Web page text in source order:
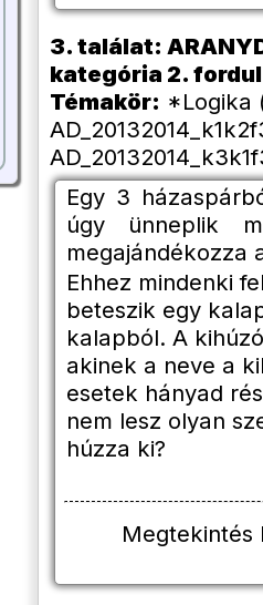
3. találat:
kategória 2.
Témakör: *Logika
Egy 3
úgy ünneplik
megajándékozza
Ehhez mindenki
beteszik egy
kalapból. A
akinek a neve a
esetek hányad
nem lesz olyan
húzza ki?